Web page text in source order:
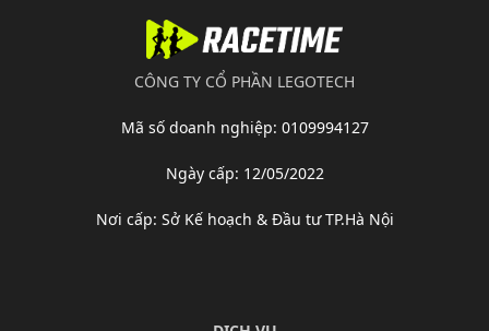
CÔNG TY CỔ PHẦN LEGOTECH
Mã số doanh nghiệp: 0109994127
Ngày cấp: 12/05/2022
Nơi cấp: Sở Kế hoạch & Đầu tư TP.Hà Nội